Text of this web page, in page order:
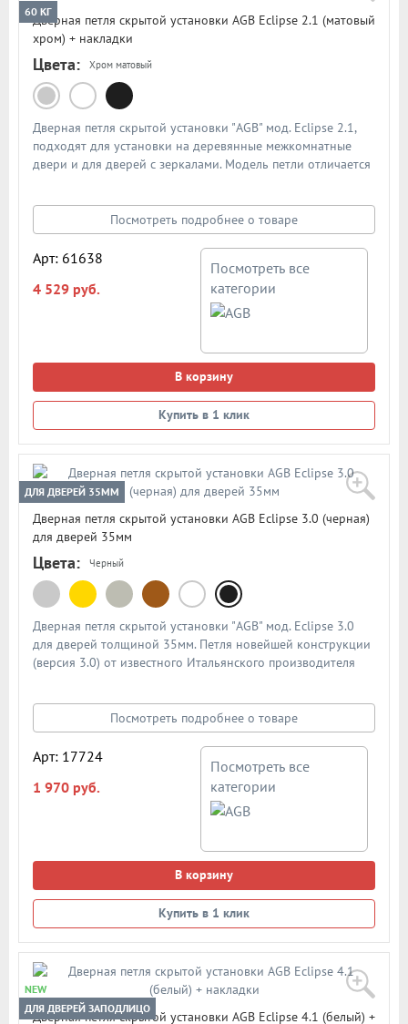
60 КГ
Дверная петля скрытой установки AGB Eclipse 2.1 (матовый
хром) + накладки
Цвета: Хром матовый
Дверная петля скрытой установки "AGB" мод. Eclipse 2.1,
подходят для установки на деревянные межкомнатные
двери и для дверей с зеркалами. Модель петли отличается
регулировки во всех плоскостях. Артикул: E302009234.
Цвет: матовый хром. Каждая петля комплектуется
специальными накладками. В подробном описании
предоставлена схема с размерами петли для установки
Посмотреть подробнее о товаре
Арт: 61638
4 529 руб.
Посмотреть все
категории
В корзину
Купить в 1 клик
ДЛЯ ДВЕРЕЙ 35ММ
Дверная петля скрытой установки AGB Eclipse 3.0 (черная)
для дверей 35мм
Цвета: Черный
Дверная петля скрытой установки "AGB" мод. Eclipse 3.0
для дверей толщиной 35мм. Петля новейшей конструкции
(версия 3.0) от известного Итальянского производителя
40 кг. Цвет: черный. Каждая петля комплектуется
специальными накладками. В подробном описании
предоставлена схема с размерами петли для установки
Посмотреть подробнее о товаре
Арт: 17724
1 970 руб.
Посмотреть все
категории
В корзину
Купить в 1 клик
NEW
ДЛЯ ДВЕРЕЙ ЗАПОДЛИЦО
Дверная петля скрытой установки AGB Eclipse 4.1 (белый) +